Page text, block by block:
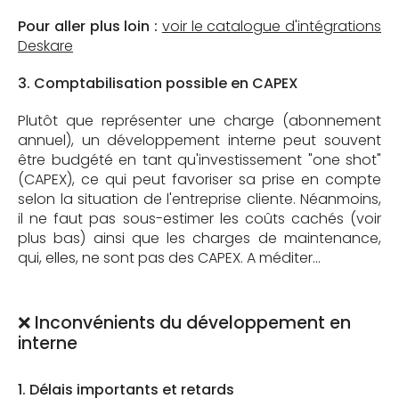
Pour aller plus loin : voir le catalogue d'intégrations
Deskare
3. Comptabilisation possible en CAPEX
Plutôt que représenter une charge (abonnement
annuel), un développement interne peut souvent
être budgété en tant qu'investissement "one shot"
(CAPEX), ce qui peut favoriser sa prise en compte
selon la situation de l'entreprise cliente. Néanmoins,
il ne faut pas sous-estimer les coûts cachés (voir
plus bas) ainsi que les charges de maintenance,
qui, elles, ne sont pas des CAPEX. A méditer...
❌ Inconvénients du développement en
interne
1. Délais importants et retards